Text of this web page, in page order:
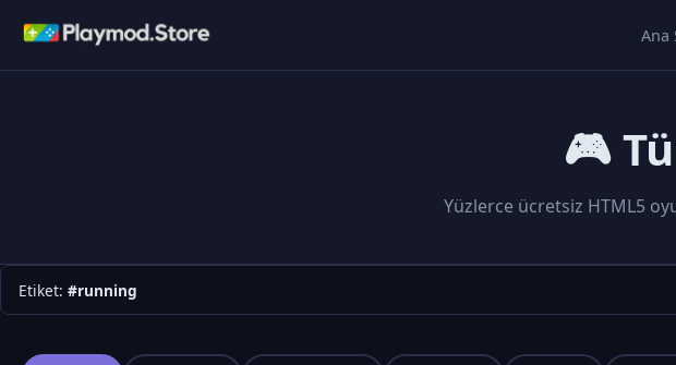
Ana
🎮
Yüzlerce ücretsiz HTML5
Etiket: #running